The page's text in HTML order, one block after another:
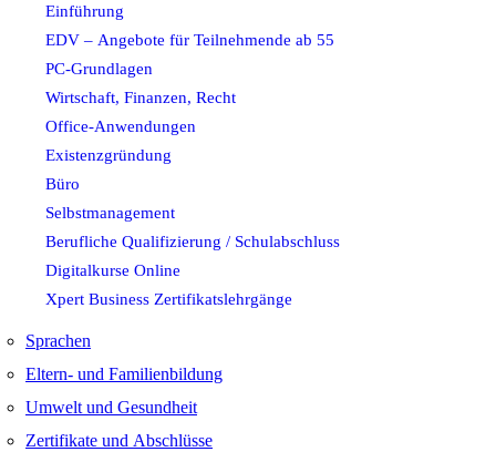
Einführung
EDV – Angebote für Teilnehmende ab 55
PC-Grundlagen
Wirtschaft, Finanzen, Recht
Office-Anwendungen
Existenzgründung
Büro
Selbstmanagement
Berufliche Qualifizierung / Schulabschluss
Digitalkurse Online
Xpert Business Zertifikatslehrgänge
Sprachen
Eltern- und Familienbildung
Umwelt und Gesundheit
Zertifikate und Abschlüsse